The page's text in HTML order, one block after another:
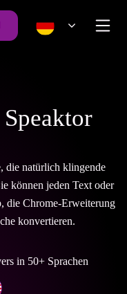
die natürlich klingende
können jeden Text oder
die Chrome-Erweiterung
konvertieren.
in 50+ Sprachen